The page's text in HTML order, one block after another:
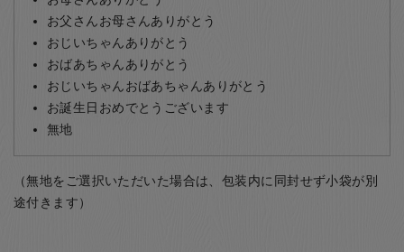
お父さんお母さんありがとう
おじいちゃんありがとう
おばあちゃんありがとう
おじいちゃんおばあちゃんありがとう
お誕生日おめでとうございます
無地
（無地をご選択いただいた場合は、包装内に同封せず小袋が別
途付きます）